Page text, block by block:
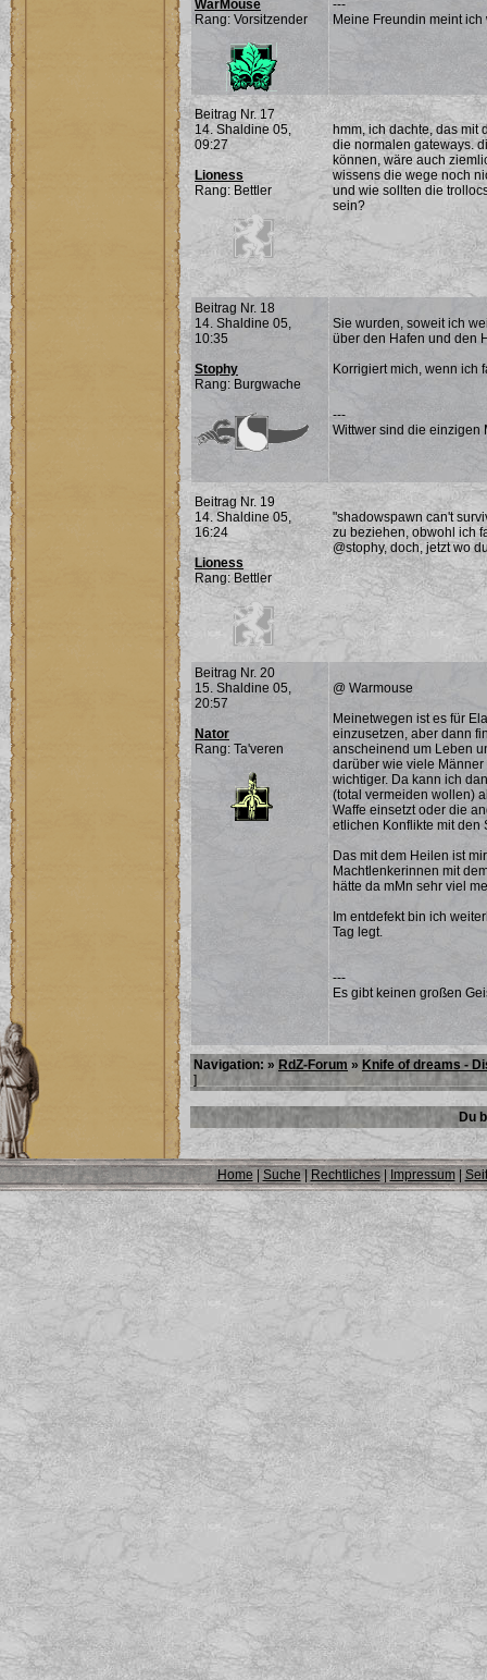
WarMouse
Rang: Vorsitzender
---
Meine Freundin meint
Beitrag Nr. 17
14. Shaldine 05,
09:27
Lioness
Rang: Bettler
hmm, ich dachte, das mit
die normalen gateways.
können, wäre auch
wissens die wege noch
und wie sollten die
sein?
Beitrag Nr. 18
14. Shaldine 05,
10:35
Stophy
Rang: Burgwache
Sie wurden, soweit ich
über den Hafen und den
Korrigiert mich, wenn ich
---
Wittwer sind die einzigen
Beitrag Nr. 19
14. Shaldine 05,
16:24
Lioness
Rang: Bettler
"shadowspawn can't
zu beziehen, obwohl ich
@stophy, doch, jetzt wo
Beitrag Nr. 20
15. Shaldine 05,
20:57
Nator
Rang: Ta'veren
@ Warmouse
Meinetwegen ist es für
einzusetzen, aber dann
anscheinend um Leben
darüber wie viele
wichtiger. Da kann ich
(total vermeiden wollen)
Waffe einsetzt oder die
etlichen Konflikte mit den
Das mit dem Heilen ist
Machtlenkerinnen mit
hätte da mMn sehr viel
Im entdefekt bin ich
Tag legt.
---
Es gibt keinen großen
Navigation: » RdZ-Forum » Knife of dreams -
]
Du
Home| Suche | Rechtliches| Impressum|